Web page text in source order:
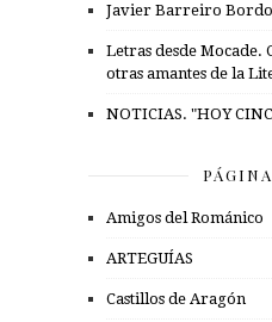
Javier Barreiro
Letras desde Mocade.
otras amantes de la
NOTICIAS. "HOY
Amigos del Románico
ARTEGUÍAS
Castillos de Aragón